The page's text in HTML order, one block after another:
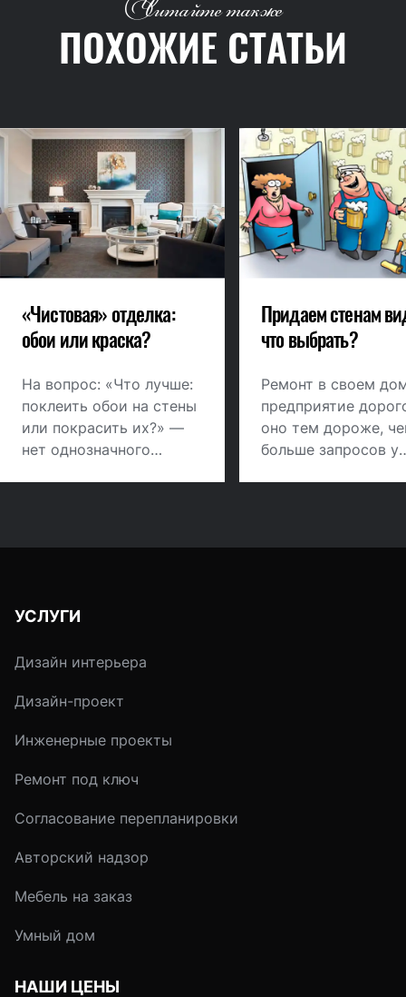
Читайте также
ПОХОЖИЕ СТАТЬИ
«Чистовая» отделка:
обои или краска?
На вопрос: «Что лучше:
поклеить обои на стены
или покрасить их?» —
нет однозначного
Придаем стенам
что выбрать?
Ремонт в своем
предприятие
оно тем дороже,
больше запросов у
УСЛУГИ
Дизайн интерьера
Дизайн-проект
Инженерные проекты
Ремонт под ключ
Согласование перепланировки
Авторский надзор
Мебель на заказ
Умный дом
НАШИ ЦЕНЫ